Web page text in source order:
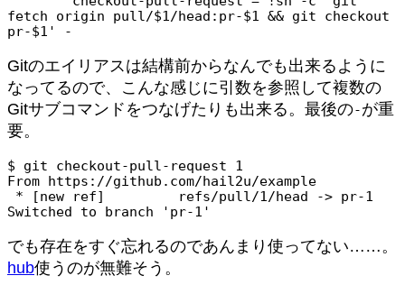
fetch origin pull/$1/head:pr-$1 && git checkout
pr-$1' -
Gitのエイリアスは結構前からなんでも出来るように
なってるので、こんな感じに引数を参照して複数の
Gitサブコマンドをつなげたりも出来る。最後の-が重
要。
$ git checkout-pull-request 1
From https://github.com/hail2u/example
Switched to branch 'pr-1'
でも存在をすぐ忘れるのであんまり使ってない……。
hub使うのが無難そう。